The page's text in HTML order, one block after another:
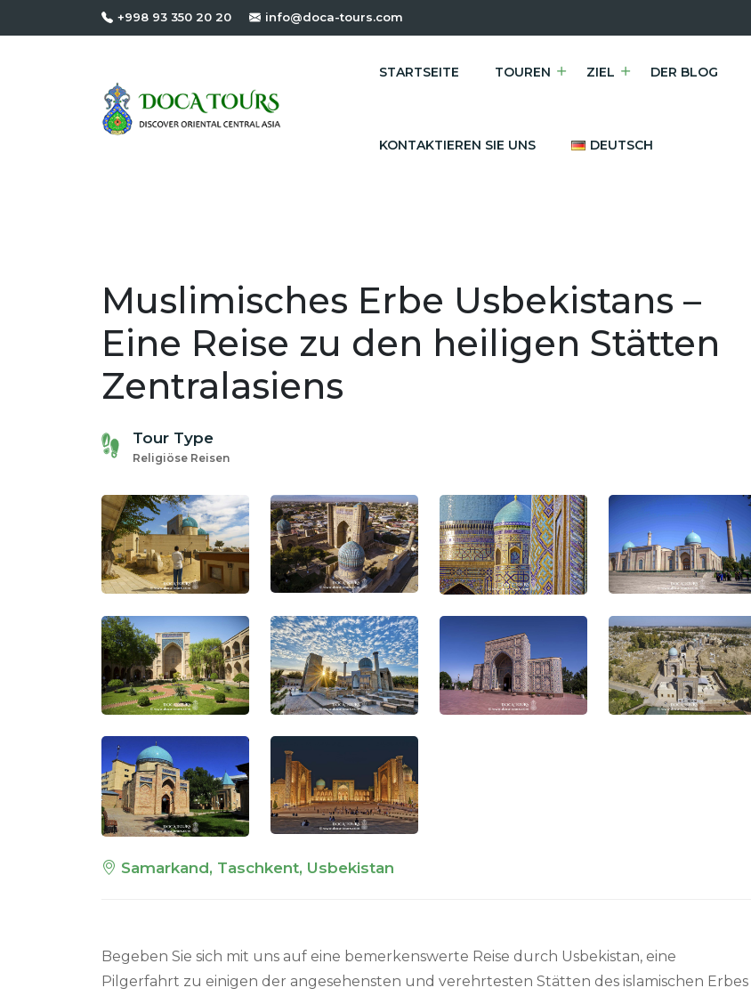
+998 93 350 20 20 info@doca-tours.com
STARTSEITE TOUREN ZIEL DER BLOG
KONTAKTIEREN SIE UNS DEUTSCH
Muslimisches Erbe Usbekistans –
Eine Reise zu den heiligen Stätten
Zentralasiens
Tour Type
Religiöse Reisen
Samarkand, Taschkent, Usbekistan
Begeben Sie sich mit uns auf eine bemerkenswerte Reise durch Usbekistan, eine
Pilgerfahrt zu einigen der angesehensten und verehrtesten Stätten des islamischen Erbes